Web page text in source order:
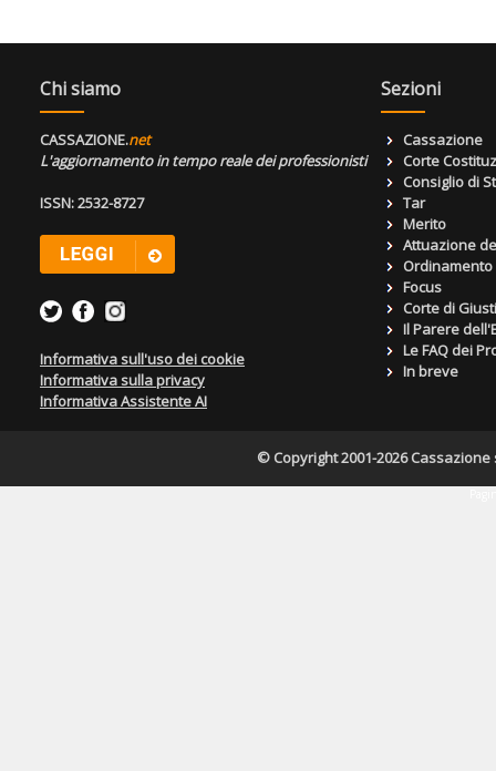
Chi siamo
CASSAZIONE.net
L'aggiornamento in tempo reale dei professionisti
ISSN: 2532-8727
Informativa sull'uso dei cookie
Informativa sulla privacy
Informativa Assistente AI
Sezioni
Cassazione
Corte
Consiglio di
Tar
Merito
Attuazione
Focus
Corte di
Il Parere
Le FAQ dei
In breve
© Copyright 2001-2026 Cassazione